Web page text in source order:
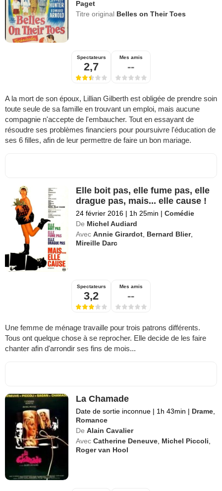
Paget
Titre original Belles on Their Toes
Spectateurs
2,7
Mes amis
--
A la mort de son époux, Lillian Gilberth est obligée de prendre soin
toute seule de sa famille en trouvant un emploi, mais aucune
compagnie n'accepte de l'embaucher. Tout en essayant de
résoudre ses problèmes financiers pour poursuivre l'éducation de
ses 6 filles, afin de leur permettre de faire un bon mariage.
Elle boit pas, elle fume pas, elle
drague pas, mais... elle cause !
24 février 2016 | 1h 25min | Comédie
De Michel Audiard
Avec Annie Girardot Bernard Blier,
Mireille Darc
Spectateurs
3,2
Mes amis
--
Une femme de ménage travaille pour trois patrons différents.
Tous ont quelque chose à se reprocher. Elle decide de les faire
chanter afin d'arrondir ses fins de mois...
La Chamade
Date de sortie inconnue | 1h 43min | Drame
Romance
De Alain Cavalier
Avec Catherine Deneuve Michel Piccoli
Roger van Hool